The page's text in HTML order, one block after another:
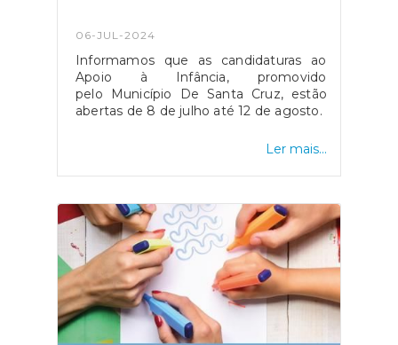
06-JUL-2024
Informamos que as candidaturas ao
Apoio à Infância, promovido
pelo Município De Santa Cruz, estão
abertas de 8 de julho até 12 de agosto.
Ler mais...